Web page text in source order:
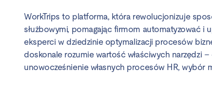
WorkTrips to platforma, która rewolucjonizuje
służbowymi, pomagając firmom automatyzować i
eksperci w dziedzinie optymalizacji procesów
doskonale rozumie wartość właściwych narzędzi
unowocześnienie własnych procesów HR, wybór